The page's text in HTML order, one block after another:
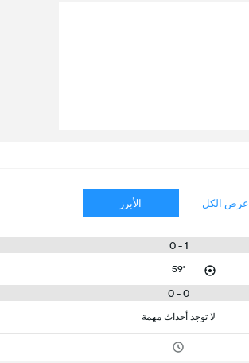
عرض الكل الأبرز
1 - 0
59'
0 - 0
لا توجد أحداث مهمة